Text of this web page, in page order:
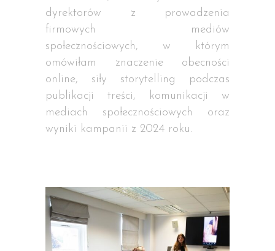
dyrektorów z prowadzenia
firmowych mediów
społecznościowych, w którym
omówiłam znaczenie obecności
online, siły storytelling podczas
publikacji treści, komunikacji w
mediach społecznościowych oraz
wyniki kampanii z 2024 roku.